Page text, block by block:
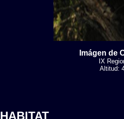
Imágen de
IX
Altitud:
HABITAT